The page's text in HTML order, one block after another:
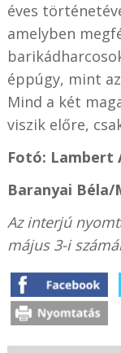
éves
amelyben
éppúgy, mint
Mind a két
viszik előre,
Fotó: Lambert
Baranyai
Az interjú
május 3-i